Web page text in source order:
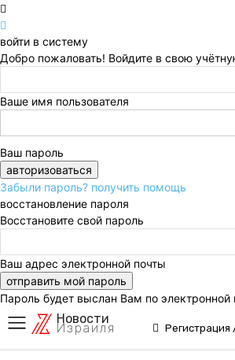
войти в систему
Добро пожаловать! Войдите в свою
Ваше имя пользователя
Ваш пароль
Забыли пароль? получить помощь
восстановление пароля
Восстановите свой пароль
Ваш адрес электронной почты
Пароль будет выслан Вам по электронной
Новости
Израиля Регистрация